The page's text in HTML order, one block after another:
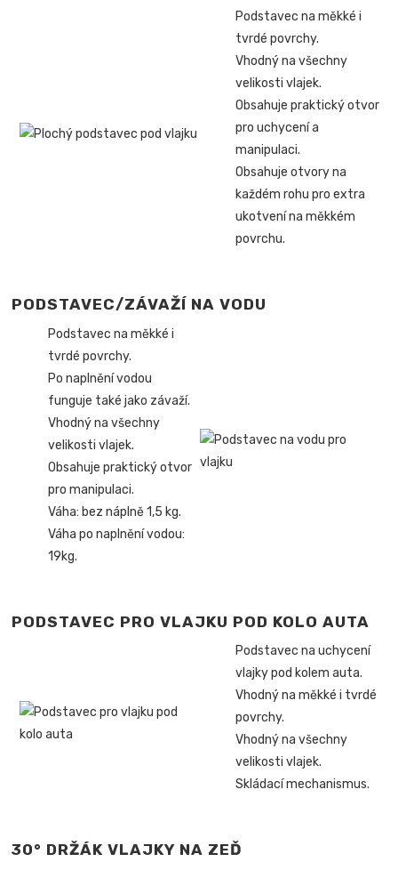
Podstavec na měkké i
tvrdé povrchy.
Vhodný na všechny
velikosti vlajek.
Obsahuje praktický otvor
pro uchycení a
manipulaci.
Obsahuje otvory na
každém rohu pro extra
ukotvení na měkkém
povrchu.
PODSTAVEC/ZÁVAŽÍ NA VODU
Podstavec na měkké i
tvrdé povrchy.
Po naplnění vodou
funguje také jako závaží.
Vhodný na všechny
velikosti vlajek.
Obsahuje praktický otvor
pro manipulaci.
Váha: bez náplně 1,5 kg.
Váha po naplnění vodou:
19kg.
PODSTAVEC PRO VLAJKU POD KOLO AUTA
Podstavec na uchycení
vlajky pod kolem auta.
Vhodný na měkké i tvrdé
povrchy.
Vhodný na všechny
velikosti vlajek.
Skládací mechanismus.
30° DRŽÁK VLAJKY NA ZEĎ